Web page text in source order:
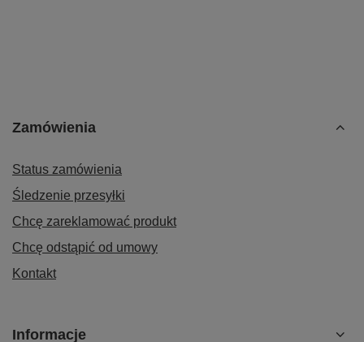
Zamówienia
Status zamówienia
Śledzenie przesyłki
Chcę zareklamować produkt
Chcę odstąpić od umowy
Kontakt
Informacje